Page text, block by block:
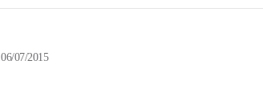
06/07/2015